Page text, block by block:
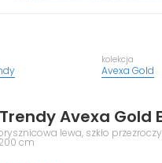
kolekcja
Avexa Gold
Avexa Gold
lewa, szkło
cm